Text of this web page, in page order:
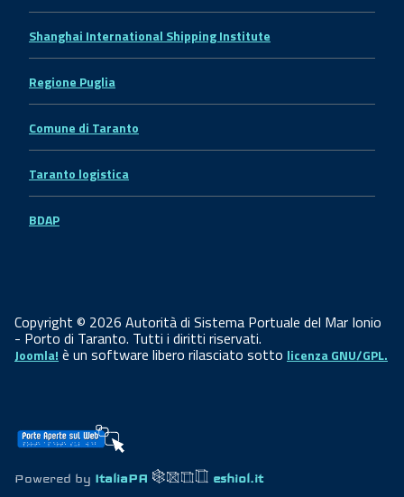
Shanghai International Shipping Institute
Regione Puglia
Comune di Taranto
Taranto logistica
BDAP
Copyright © 2026 Autorità di Sistema Portuale del Mar Ionio
- Porto di Taranto. Tutti i diritti riservati.
Joomla! è un software libero rilasciato sotto licenza GNU/GPL.
Powered by ItaliaPA eshiol.it